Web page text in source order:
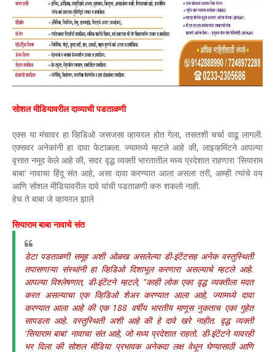
सोशल मीडियावरील दाव्याची पडताळणी
एक्स या मंचावर हा व्हिडिओ जसजसा व्हायरल होत गेला, तसतशी चर्चा वाढू लागली.
एक्सवर अनेकांनी हा दावा फेटाळला. ज्यामध्ये म्हटले आहे की, लाइव्हमिंटने आपल्या
वृत्तात नमूद केले आहे की, सदर वृद्ध व्यक्ती भारतातील मध्य प्रदेशात राहणारा 'सियाराम
बाबा' नावाचा हिंदू संत आहे, असा दावा करण्यात आला असला तरी, आम्ही त्यांचे वय
आणि सोशल मीडियावरील दावे यांची पडताळणी करु शकलो नाही.
हेच ते बाबा जे व्हायरल झाले
सियाराम बाबा नावाचे संत
डेटा पडताळणी समूह अशी ओळख असलेल्या डी-इंटेंटसह अनेक वस्तुस्थिती
तपासणाऱ्या संस्थांनी हा व्हिडिओ दिशाभूल करणारा असल्याचे म्हटले आहे.
आपल्या विश्लेषणात, डी-इंटेंटने म्हटले, "काही लोक एका वृद्ध व्यक्तीला मदत
करत असल्याचा एक व्हिडिओ शेअर करण्यात आला आहे, ज्यामध्ये दावा
करण्यात आला आहे की एक 188 वर्षीय भारतीय माणूस नुकताच एका गुहेत
सापडला आहे. वस्तुस्थिती अशी आहे की हे दावे खरे नाहीत. वृद्ध व्यक्ती
'सियाराम बाबा' नावाचा संत आहे, जो मध्य प्रदेशात राहतो. डी-इंटेंटने यावरही
भर दिला की सोशल मीडिया प्रभावक अनेकदा लक्ष वेधून घेण्यासाठी आणि